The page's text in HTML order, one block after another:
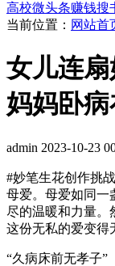
高校微头条赚钱搜
当前位置： 网站首
女儿连
妈妈卧
admin 2023-10-23
#妙笔生花创作挑
母爱。母爱如同一
尽的温暖和力量。
这份无私的爱变得
“久病床前无孝子”